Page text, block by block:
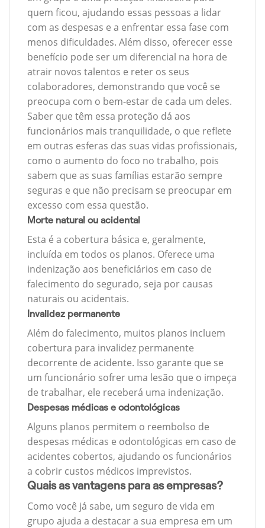
quem ficou, ajudando essas pessoas a lidar
com as despesas e a enfrentar essa fase com
menos dificuldades. Além disso, oferecer esse
benefício pode ser um diferencial na hora de
atrair novos talentos e reter os seus
colaboradores, demonstrando que você se
preocupa com o bem-estar de cada um deles.
Saber que têm essa proteção dá aos
funcionários mais tranquilidade, o que reflete
em outras esferas das suas vidas profissionais,
como o aumento do foco no trabalho, pois
sabem que as suas famílias estarão sempre
seguras e que não precisam se preocupar em
excesso com essa questão.
Morte natural ou acidental
Esta é a cobertura básica e, geralmente,
incluída em todos os planos. Oferece uma
indenização aos beneficiários em caso de
falecimento do segurado, seja por causas
naturais ou acidentais.
Invalidez permanente
Além do falecimento, muitos planos incluem
cobertura para invalidez permanente
decorrente de acidente. Isso garante que se
um funcionário sofrer uma lesão que o impeça
de trabalhar, ele receberá uma indenização.
Despesas médicas e odontológicas
Alguns planos permitem o reembolso de
despesas médicas e odontológicas em caso de
acidentes cobertos, ajudando os funcionários
a cobrir custos médicos imprevistos.
Quais as vantagens para as empresas?
Como você já sabe, um seguro de vida em
grupo ajuda a destacar a sua empresa em um